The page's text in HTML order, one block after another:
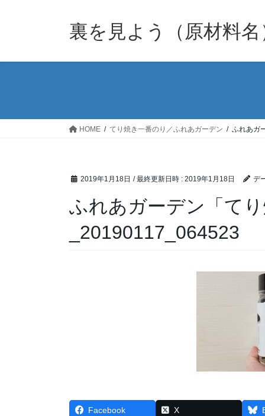
裏を見よう（原材料
HOME てり焼き一番のり／ふれあガーデン ふれあガ
2019年1月18日 / 最終更新日時 : 2019年1月18日 デ
ふれあガーデン「て
_20190117_064523
Facebook X